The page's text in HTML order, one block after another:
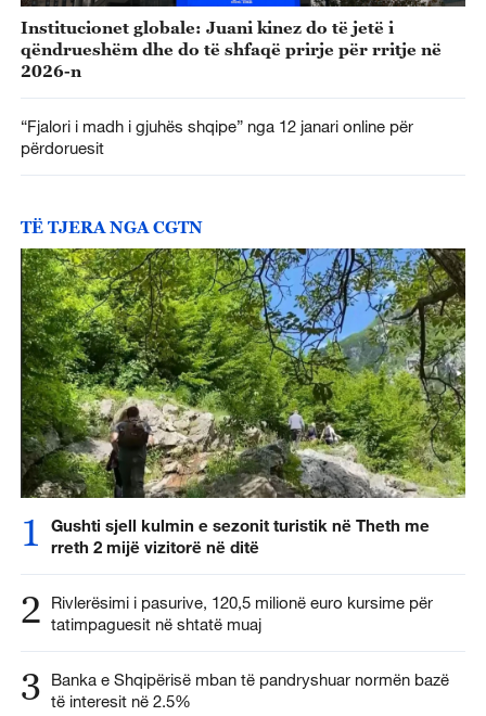
Institucionet globale: Juani kinez do të jetë i
qëndrueshëm dhe do të shfaqë prirje për rritje në
2026-n
“Fjalori i madh i gjuhës shqipe” nga 12 janari online për
përdoruesit
TË TJERA NGA CGTN
1
Gushti sjell kulmin e sezonit turistik në Theth me
rreth 2 mijë vizitorë në ditë
2
Rivlerësimi i pasurive, 120,5 milionë euro kursime për
tatimpaguesit në shtatë muaj
3
Banka e Shqipërisë mban të pandryshuar normën bazë
të interesit në 2.5%